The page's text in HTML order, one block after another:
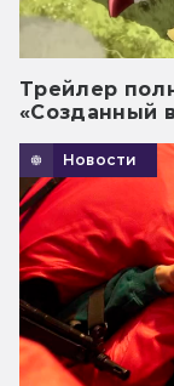
Трейлер
«Созданный
Новости